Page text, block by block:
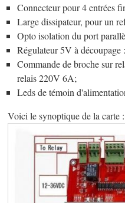
Connecteur pour 4 entrées
Large dissipateur, pour un
Opto isolation du port
Régulateur 5V à découpage
Commande de broche sur
relais 220V 6A;
Leds de témoin
Voici le synoptique de la carte :